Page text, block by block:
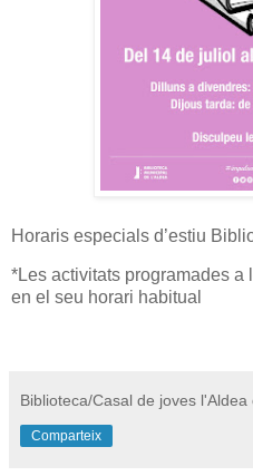
Horaris especials d’estiu
*Les activitats programades a
en el seu horari habitual
Biblioteca/Casal de joves l'Aldea
Comparteix